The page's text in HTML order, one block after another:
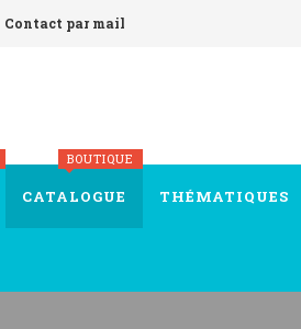
Contact par mail
CATALOGUE
BOUTIQUE
THÉMATIQUES